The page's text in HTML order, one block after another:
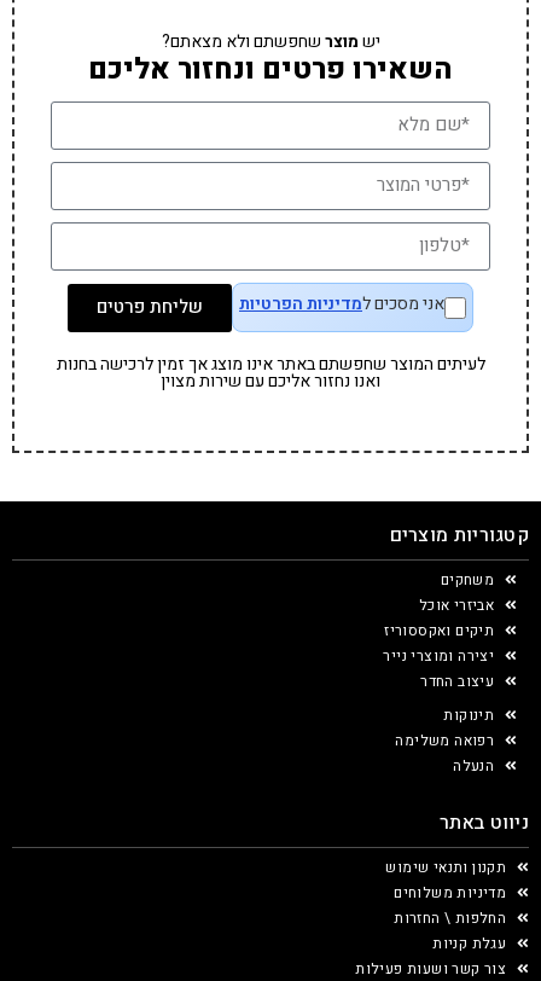
ישמוצרשחפשתם ולא מצאתם?
השאירו פרטים ונחזור אליכם
אני מסכים למדיניות הפרטיות שליחת פרטים
לעיתים המוצר שחפשתם באתר אינו מוצג אך זמין לרכישה בחנות
ואנו נחזור אליכם עם שירות מצוין
קטגוריות מוצרים
משחקים
אביזרי אוכל
תיקים ואקססוריז
יצירה ומוצרי נייר
עיצוב החדר
תינוקות
רפואה משלימה
הנעלה
ניווט באתר
תקנון ותנאי שימוש
מדיניות משלוחים
החלפות \ החזרות
עגלת קניות
צור קשר ושעות פעילות